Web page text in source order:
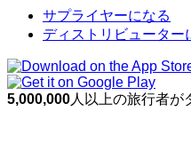
サプライヤーになる
ディストリビューター
5,000,000人以上の旅行者が